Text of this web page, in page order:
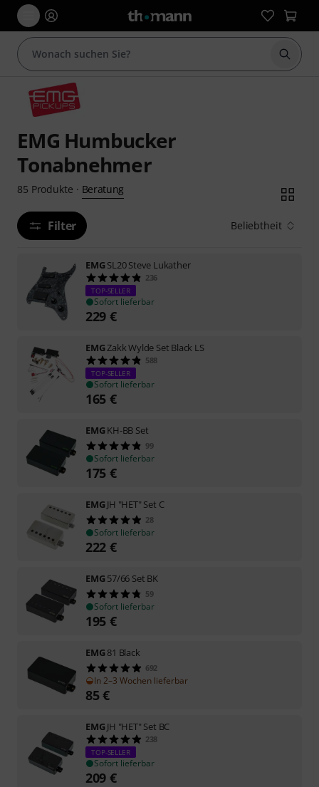
Suche
EMG Humbucker
Tonabnehmer
85 Produkte · Beratung
Filter Beliebtheit
EMGSL20 Steve Lukather
236
TOP-SELLER
Sofort lieferbar
229 €
EMGZakk Wylde Set Black LS
588
TOP-SELLER
Sofort lieferbar
165 €
EMGKH-BB Set
99
Sofort lieferbar
175 €
EMGJH "HET" Set C
28
Sofort lieferbar
222 €
EMG57/66 Set BK
59
Sofort lieferbar
195 €
EMG81 Black
692
In 2–3 Wochen lieferbar
85€
EMGJH "HET" Set BC
238
TOP-SELLER
Sofort lieferbar
209 €